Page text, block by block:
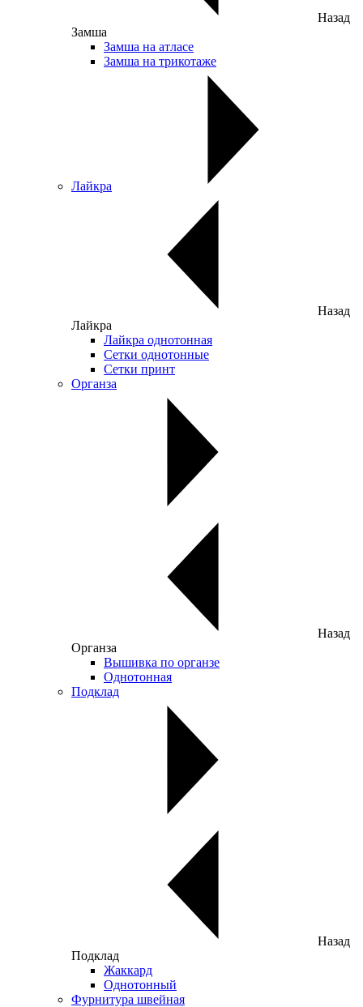
Назад
Замша
Замша на атласе
Замша на трикотаже
Лайкра
Назад
Лайкра
Лайкра однотонная
Сетки однотонные
Сетки принт
Органза
Назад
Органза
Вышивка по органзе
Однотонная
Подклад
Назад
Подклад
Жаккард
Однотонный
Фурнитура швейная